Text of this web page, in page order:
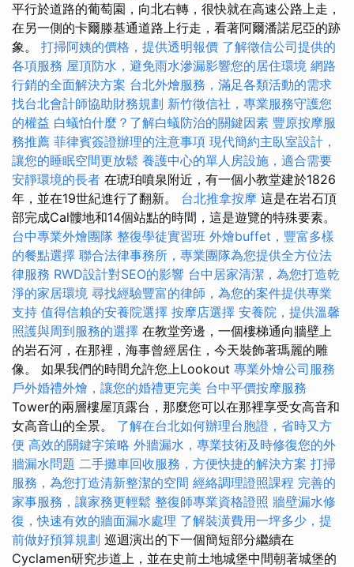
平行於道路的葡萄園，向北右轉，很快就在高速公路上走，
在另一側的卡爾滕基通道路上行走，看著阿爾潘諾尼亞的跡
象。 打掃阿姨的價格，提供透明報價 了解徵信公司提供的
各項服務 屋頂防水，避免雨水滲漏影響您的居住環境 網路
行銷的全面解決方案 台北外燴服務，滿足各類活動的需求
找台北會計師協助財務規劃 新竹徵信社，專業服務守護您
的權益 白蟻怕什麼？了解白蟻防治的關鍵因素 豐原按摩服
務推薦 菲律賓簽證辦理的注意事項 現代簡約主臥室設計，
讓您的睡眠空間更放鬆 養護中心的單人房設施，適合需要
安靜環境的長者 在琥珀噴泉附近，有一個小教堂建於1826
年，並在19世紀進行了翻新。 台北推拿按摩 這是在岩石頂
部完成Cal髏地和14個站點的時間，這是遊覽的特殊要素。
台中專業外燴團隊 整復學徒實習班 外燴buffet，豐富多樣
的餐點選擇 聯合法律事務所，專業團隊為您提供全方位法
律服務 RWD設計對SEO的影響 台中居家清潔，為您打造乾
淨的家居環境 尋找經驗豐富的律師，為您的案件提供專業
支持 值得信賴的安養院選擇 按摩店選擇 安養院，提供溫馨
照護與周到服務的選擇 在教堂旁邊，一個樓梯通向牆壁上
的岩石河，在那裡，海事曾經居住，今天裝飾著瑪麗的雕
像。 如果我們的時間允許您上Lookout 專業外燴公司服務
戶外婚禮外燴，讓您的婚禮更完美 台中平價按摩服務
Tower的兩層樓屋頂露台，那麼您可以在那裡享受女高音和
女高音山的全景。 了解在台北如何辦理台胞證，省時又方
便 高效的關鍵字策略 外牆漏水，專業技術及時修復您的外
牆漏水問題 二手攤車回收服務，方便快捷的解決方案 打掃
服務，為您打造清新整潔的空間 經絡調理證照課程 完善的
家事服務，讓家務更輕鬆 整復師專業資格證照 牆壁漏水修
復，快速有效的牆面漏水處理 了解裝潢費用一坪多少，提
前做好預算規劃 巡迴演出的下一個簡短部分繼續在
Cyclamen研究步道上，並在史前土地城堡中間朝著城堡的